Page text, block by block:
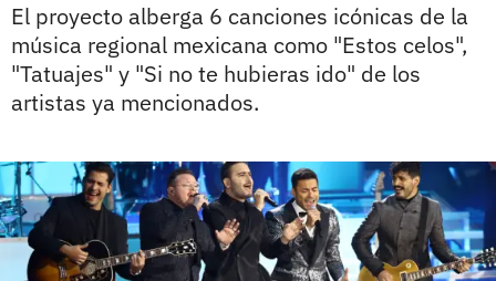
El proyecto alberga 6 canciones icónicas de la
música regional mexicana como "Estos celos",
"Tatuajes" y "Si no te hubieras ido" de los
artistas ya mencionados.